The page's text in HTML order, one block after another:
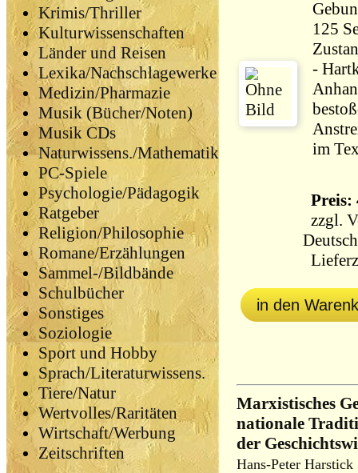
Krimis/Thriller
Kulturwissenschaften
Länder und Reisen
Lexika/Nachschlagewerke
Medizin/Pharmazie
Musik (Bücher/Noten)
Musik CDs
Naturwissens./Mathematik
PC-Spiele
Psychologie/Pädagogik
Ratgeber
Religion/Philosophie
Romane/Erzählungen
Sammel-/Bildbände
Schulbücher
Sonstiges
Soziologie
Sport und Hobby
Sprach/Literaturwissens.
Tiere/Natur
Wertvolles/Raritäten
Wirtschaft/Werbung
Zeitschriften
-
Preis:
zzgl.
in den
Marxistisches
nationale
der
Hans-Peter Harstick